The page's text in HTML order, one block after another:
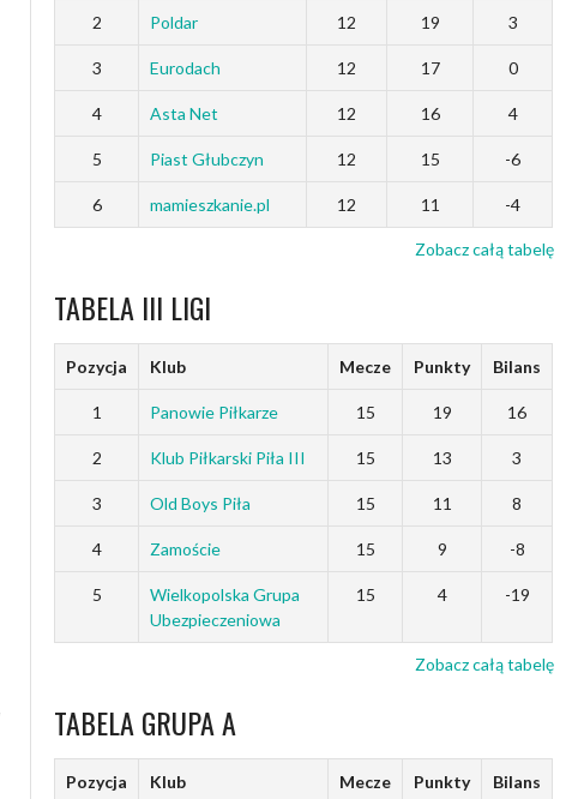
2 Poldar 12 19 3
3 Eurodach 12 17 0
4 Asta Net 12 16 4
5 Piast Głubczyn 12 15 -6
6 mamieszkanie.pl 12 11 -4
Zobacz całą tabelę
TABELA III LIGI
Pozycja Klub Mecze Punkty Bilans
1 Panowie Piłkarze 15 19 16
2 Klub Piłkarski Piła III 15 13 3
3 Old Boys Piła 15 11 8
4 Zamoście 15 9 -8
5
Wielkopolska Grupa
Ubezpieczeniowa
15 4 -19
Zobacz całą tabelę
TABELA GRUPA A
Pozycja Klub Mecze Punkty Bilans